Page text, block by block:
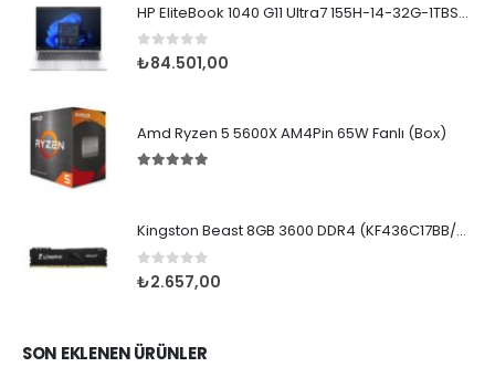
HP EliteBook 1040 G11 Ultra7 155H-14-32G-1TBSD-WPr
0 5 üzerinden
₺84.501,00
Amd Ryzen 5 5600X AM4Pin 65W Fanlı (Box)
Kingston Beast 8GB 3600 DDR4 (KF436C17BB/8TR)
0 5 üzerinden
₺2.657,00
SON EKLENEN ÜRÜNLER